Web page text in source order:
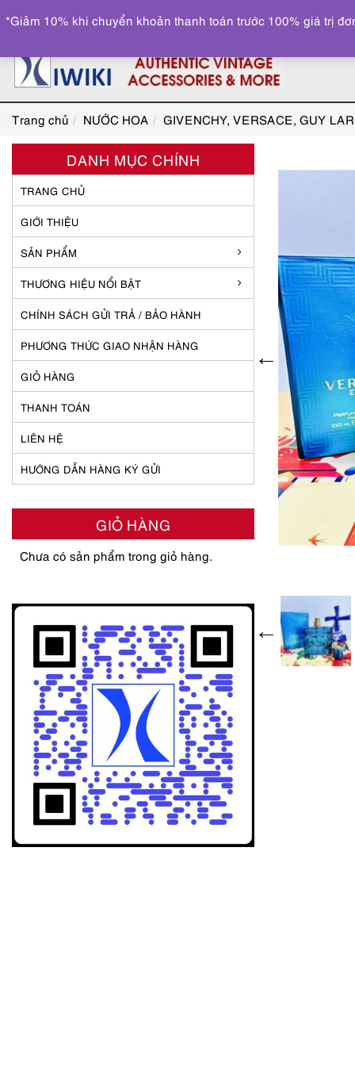
Trang chủ NƯỚC HOA GIVENCHY, VERSACE, GUY
DANH MỤC CHÍNH
TRANG CHỦ
GIỚI THIỆU
SẢN PHẨM
THƯƠNG HIỆU NỔI BẬT
CHÍNH SÁCH GỬI TRẢ / BẢO HÀNH
PHƯƠNG THỨC GIAO NHẬN HÀNG
GIỎ HÀNG
THANH TOÁN
LIÊN HỆ
HƯỚNG DẪN HÀNG KÝ GỬI
GIỎ HÀNG
Chưa có sản phẩm trong giỏ hàng.
*Giảm 10% khi chuyển khoản thanh toán trước 100% giá trị